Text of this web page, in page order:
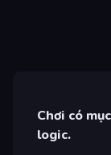
Chơi có
logic.